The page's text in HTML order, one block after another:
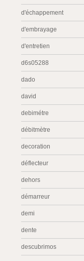
d'échappement
d'embrayage
d'entretien
d6s05288
dado
david
debimétre
débitmètre
decoration
déflecteur
dehors
démarreur
demi
dente
descubrimos